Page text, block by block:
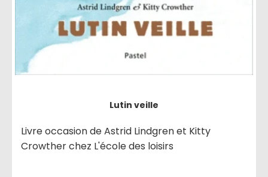
Lutin veille
Livre occasion de Astrid Lindgren et Kitty
Crowther chez L'école des loisirs